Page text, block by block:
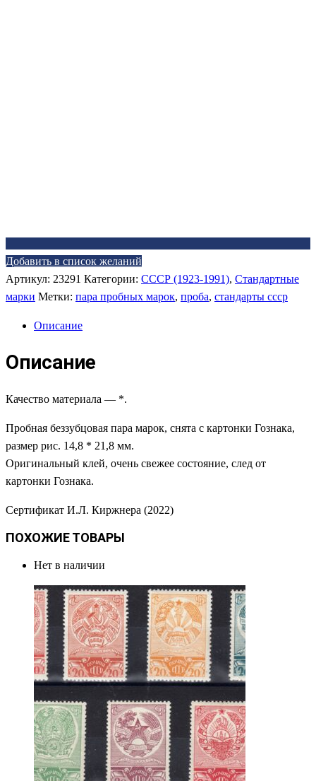
Добавить в список желаний
Артикул: 23291 Категории: СССР (1923-1991), Стандартные
марки Метки: пара пробных марок, проба, стандарты ссср
Описание
Описание
Качество материала — *.
Пробная беззубцовая пара марок, снята с картонки Гознака,
размер рис. 14,8 * 21,8 мм.
Оригинальный клей, очень свежее состояние, след от
картонки Гознака.
Сертификат И.Л. Киржнера (2022)
ПОХОЖИЕ ТОВАРЫ
Нет в наличии